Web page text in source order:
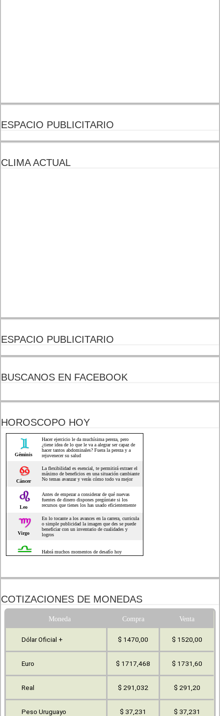
ESPACIO PUBLICITARIO
CLIMA ACTUAL
ESPACIO PUBLICITARIO
BUSCANOS EN FACEBOOK
HOROSCOPO HOY
COTIZACIONES DE MONEDAS
Moneda Compra Venta
Dólar Oficial + $ 1470,00 $ 1520,00
Euro $ 1717,468 $ 1731,60
Real $ 291,032 $ 291,20
Peso Uruguayo $ 37,231 $ 37,231